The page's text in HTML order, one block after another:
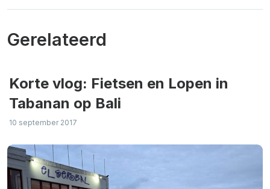
Gerelateerd
Korte vlog: Fietsen en Lopen in
Tabanan op Bali
10 september 2017